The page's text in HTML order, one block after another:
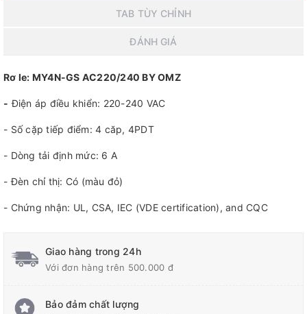
TAB TÙY CHỈNH
ĐÁNH GIÁ
Rơ le: MY4N-GS AC220/240 BY OMZ
- Điện áp điều khiển: 220-240 VAC
- Số cặp tiếp điểm: 4 căp, 4PDT
- Dòng tải định mức: 6 A
- Đèn chỉ thị: Có (màu đỏ)
- Chứng nhận: UL, CSA, IEC (VDE certification), and CQC
Giao hàng trong 24h
Với đơn hàng trên 500.000 đ
Bảo đảm chất lượng